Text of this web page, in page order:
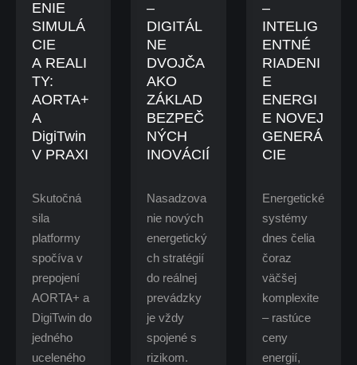
ENIE
SIMULÁ
CIE
A REALI
TY:
AORTA+
A
DigiTwin
V PRAXI
Skutočná
sila
platformy
spočíva v
prepojení
AORTA+ a
DigiTwin do
jedného
uceleného
–
DIGITÁL
NE
DVOJČA
AKO
ZÁKLAD
BEZPEČ
NÝCH
INOVÁCIÍ
Nasadzova
nie nových
energetický
ch stratégií
do reálnej
prevádzky
je vždy
spojené s
rizikom.
–
INTELIG
ENTNÉ
RIADENI
E
ENERGI
E NOVEJ
GENERÁ
CIE
Energetické
systémy
dnes čelia
čoraz
väčšej
komplexite
– rastúce
ceny
energií,